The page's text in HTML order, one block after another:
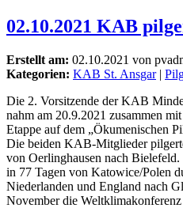
02.10.2021 KAB
Erstellt am: 02.10.2021 von
Kategorien: KAB St. Ansgar|
Die 2. Vorsitzende der KAB
nahm am 20.9.2021 zusammen
Etappe auf dem „Ökumenischen
Die beiden KAB-Mitglieder
von Oerlinghausen nach
in 77 Tagen von Katowice/Polen
Niederlanden und England nach
November die